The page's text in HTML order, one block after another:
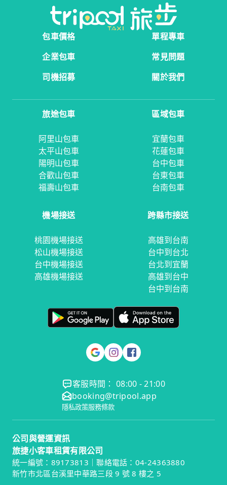
包車價格
單程專車
企業包車
常見問題
司機招募
關於我們
旅途包車
阿里山包車
太平山包車
陽明山包車
合歡山包車
福壽山包車
區域包車
宜蘭包車
花蓮包車
台中包車
台東包車
台南包車
機場接送
桃園機場接送
松山機場接送
台中機場接送
高雄機場接送
跨縣市接送
高雄到台南
台中到台北
台北到宜蘭
高雄到台中
台中到台南
客服時間： 08:00 - 21:00
booking@tripool.app
隱私政策服務條款
公司與營運資訊
旅捷小客車租賃有限公司
統一編號：89173813｜聯絡電話：04-24363880
新竹市北區台溪里中華路三段 9 號 8 樓之 5